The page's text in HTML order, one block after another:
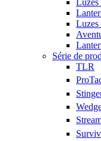
Luzes
Luzes
Série de
TLR